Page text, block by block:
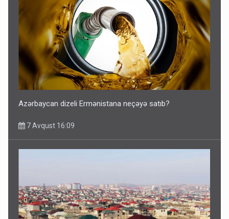
Azərbaycan dizeli Ermənistana neçəyə satıb?
7 Avqust 16:09